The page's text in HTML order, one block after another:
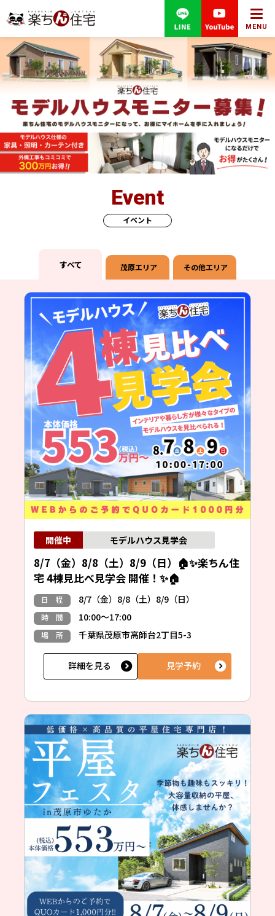
MENU
イベント
Event
すべて 茂原エリア その他エリア
モデルハウス見学会
8/7（金）8/8（土）8/9（日）🏠✨楽ちん住
宅 4棟見比べ見学会 開催！✨🏠
日 程 8/7（金）8/8（土）8/9（日）
時 間 10:00～17:00
場 所 千葉県茂原市高師台2丁目5-3
詳細を見る 見学予約